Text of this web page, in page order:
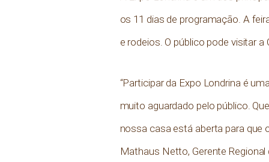
os 11 dias de programação. A
e rodeios. O público pode visitar
“Participar da Expo Londrina é
muito aguardado pelo público.
nossa casa está aberta para
Mathaus Netto, Gerente